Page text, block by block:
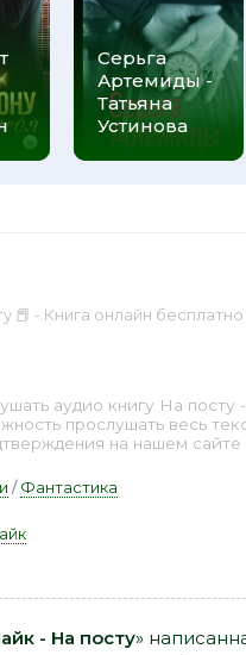
Серьга
Артемиды -
Татьяна
Устинова
📕 - Книга онлайн бесплатно
аудио книгу На посту
прослушать весь
на нашем сайте
/Фантастика
- На посту»